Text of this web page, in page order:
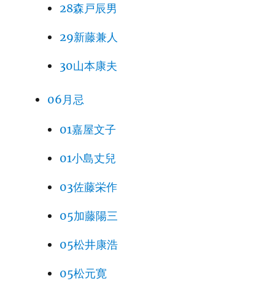
28森戸辰男
29新藤兼人
30山本康夫
06月忌
01嘉屋文子
01小島丈兒
03佐藤栄作
05加藤陽三
05松井康浩
05松元寛